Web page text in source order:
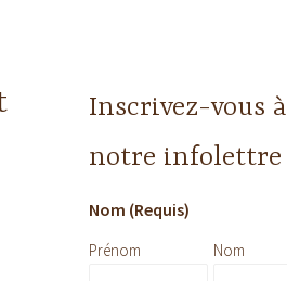
Inscrivez-vous à
notre infolettre
Nom (Requis)
Prénom Nom